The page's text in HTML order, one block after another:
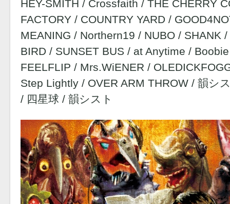
HEY-SMITH / Crossfaith / THE CHERRY
FACTORY / COUNTRY YARD /
MEANING / Northern19 / NUBO / SHANK
BIRD / SUNSET BUS / at Anytime /
FEELFLIP / Mrs.WiENER /
Step Lightly / OVER ARM THROW / 韻シ
/ 四星球 / 韻シスト